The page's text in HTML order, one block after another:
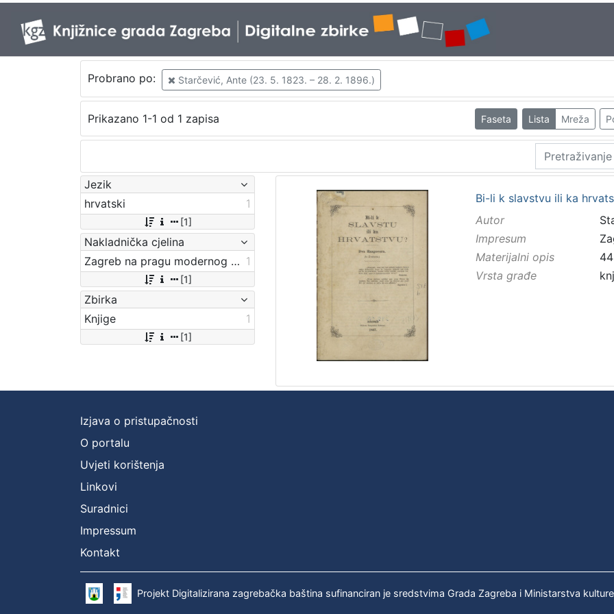
Probrano po: Starčević, Ante (23. 5. 1823. – 28. 2. 1896.)
Prikazano 1-1 od 1 zapisa Faseta Lista Mreža
Jezik
hrvatski
1
[1]
Nakladnička cjelina
Zagreb na pragu modernog doba 1
[1]
Zbirka
Knjige
1
[1]
Bi-li k slavstvu ili ka
Autor
Impresum
Materijalni opis
Vrsta građe
Izjava o pristupačnosti
O portalu
Uvjeti korištenja
Linkovi
Suradnici
Impressum
Kontakt
Projekt Digitalizirana zagrebačka baština sufinanciran je sredstvima Grada Zagreba i Ministarstva